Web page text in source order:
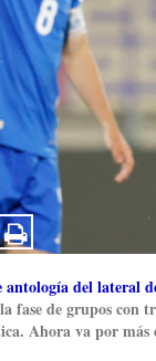
del lateral
fase de grupos con
Ahora va por más